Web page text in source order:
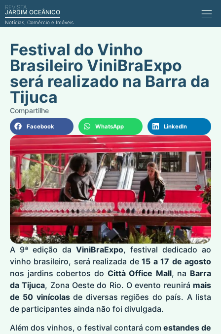
REVISTA
JARDIM OCEÂNICO
Notícias, Comércio e Imóveis
Festival do Vinho
Brasileiro ViniBraExpo
será realizado na Barra da
Tijuca
Facebook WhatsApp LinkedIn
A 9ª edição da ViniBraExpo, festival dedicado ao
vinho brasileiro, será realizada de15 a 17 de agosto
nos jardins cobertos do Città Office Mall, na Barra
da Tijuca, Zona Oeste do Rio. O evento reunirá mais
de 50 vinícolasde diversas regiões do país. A lista
de participantes ainda não foi divulgada.
Além dos vinhos, o festival contará com estandes de